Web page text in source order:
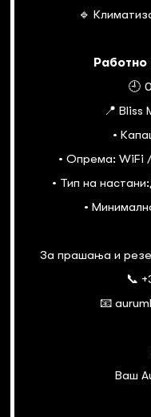
🔹
Работно
🕘
📍 Bliss
•
• Опрема: WiFi
• Тип на
•
За прашања и
📞
📧
Ваш